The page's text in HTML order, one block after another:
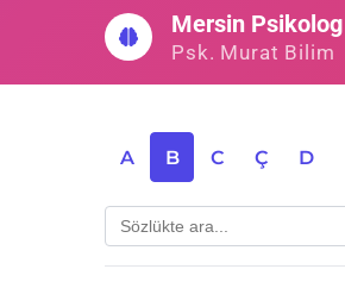
Mersin Psikolog
Psk. Murat Bilim
A B C Ç D